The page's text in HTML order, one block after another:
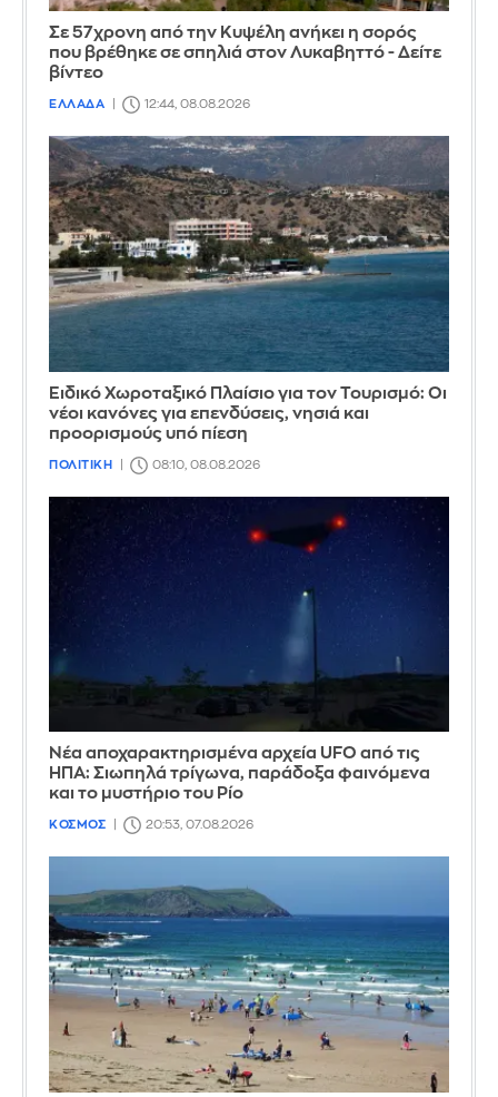
Σε 57χρονη από την Κυψέλη ανήκει η σορός
που βρέθηκε σε σπηλιά στον Λυκαβηττό - Δείτε
βίντεο
ΕΛΛΑΔΑ 12:44, 08.08.2026
Ειδικό Χωροταξικό Πλαίσιο για τον Τουρισμό: Οι
νέοι κανόνες για επενδύσεις, νησιά και
προορισμούς υπό πίεση
ΠΟΛΙΤΙΚΗ 08:10, 08.08.2026
Νέα αποχαρακτηρισμένα αρχεία UFO από τις
ΗΠΑ: Σιωπηλά τρίγωνα, παράδοξα φαινόμενα
και το μυστήριο του Ρίο
ΚΟΣΜΟΣ 20:53, 07.08.2026